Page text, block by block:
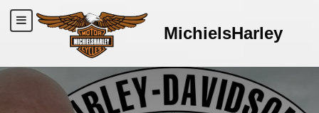
MichielsHarley